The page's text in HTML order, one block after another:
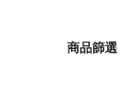
商品篩選